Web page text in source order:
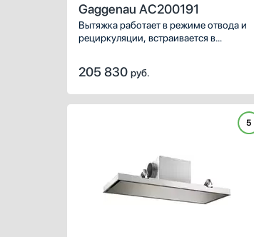
Gaggenau AC200191
Вытяжка работает в режиме отвода и
рециркуляции, встраивается в
205 830 руб.
5